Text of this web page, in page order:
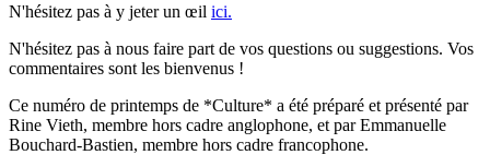
N'hésitez pas à y jeter un œil ici.
N'hésitez pas à nous faire part de vos questions ou suggestions. Vos
commentaires sont les bienvenus !
Ce numéro de printemps de *Culture* a été préparé et présenté par
Rine Vieth, membre hors cadre anglophone, et par Emmanuelle
Bouchard-Bastien, membre hors cadre francophone.